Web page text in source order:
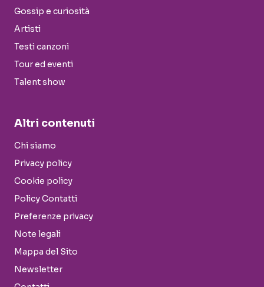
Gossip e curiosità
Artisti
Testi canzoni
Tour ed eventi
Talent show
Altri contenuti
Chi siamo
Privacy policy
Cookie policy
Policy Contatti
Preferenze privacy
Note legali
Mappa del Sito
Newsletter